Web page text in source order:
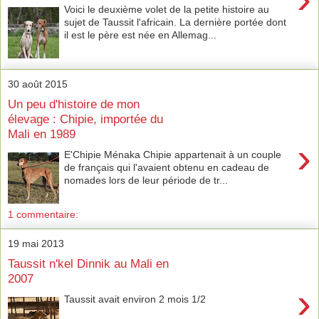
Voici le deuxième volet de la petite histoire au
sujet de Taussit l'africain. La dernière portée dont
il est le père est née en Allemag...
30 août 2015
Un peu d'histoire de mon
élevage : Chipie, importée du
Mali en 1989
›
E'Chipie Ménaka Chipie appartenait à un couple
de français qui l'avaient obtenu en cadeau de
nomades lors de leur période de tr...
1 commentaire:
19 mai 2013
Taussit n'kel Dinnik au Mali en
2007
›
Taussit avait environ 2 mois 1/2